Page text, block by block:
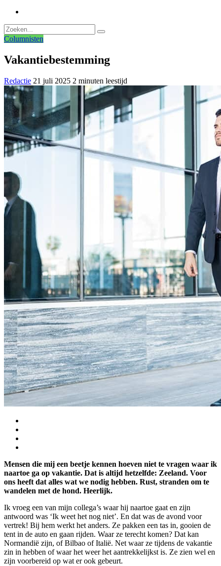
Columnisten
Vakantiebestemming
Redactie 21 juli 2025 2 minuten leestijd
Mensen die mij een beetje kennen hoeven niet te vragen waar ik
naartoe ga op vakantie. Dat is altijd hetzelfde: Zeeland. Voor
ons heeft dat alles wat we nodig hebben. Rust, stranden om te
wandelen met de hond. Heerlijk.
Ik vroeg een van mijn collega’s waar hij naartoe gaat en zijn
antwoord was ‘Ik weet het nog niet’. En dat was de avond voor
vertrek! Bij hem werkt het anders. Ze pakken een tas in, gooien de
tent in de auto en gaan rijden. Waar ze terecht komen? Dat kan
Normandië zijn, of Bilbao of Italië. Net waar ze tijdens de vakantie
zin in hebben of waar het weer het aantrekkelijkst is. Ze zien wel en
zijn voorbereid op wat er ook gebeurt.